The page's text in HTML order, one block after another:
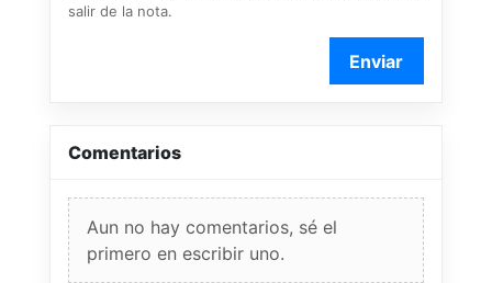
salir de la nota.
Enviar
Comentarios
Aun no hay comentarios, sé el
primero en escribir uno.